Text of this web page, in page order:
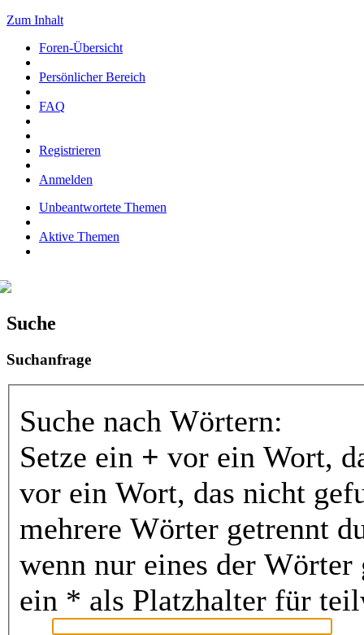
Zum Inhalt
Foren-Übersicht
Persönlicher Bereich
FAQ
Registrieren
Anmelden
Unbeantwortete Themen
Aktive Themen
Suche
Suchanfrage
Suche nach Wörtern:
Setze ein + vor ein Wort,
vor ein Wort, das nicht
mehrere Wörter getrennt
wenn nur eines der Wörter
ein * als Platzhalter für